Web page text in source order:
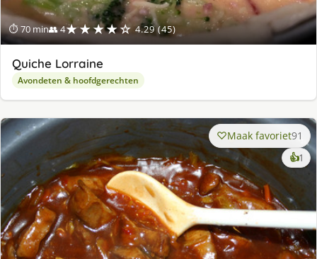
⏱ 70 min👥 4★★★★☆ 4.29 (45)
Quiche Lorraine
Avondeten & hoofdgerechten
Maak favoriet91
👍1